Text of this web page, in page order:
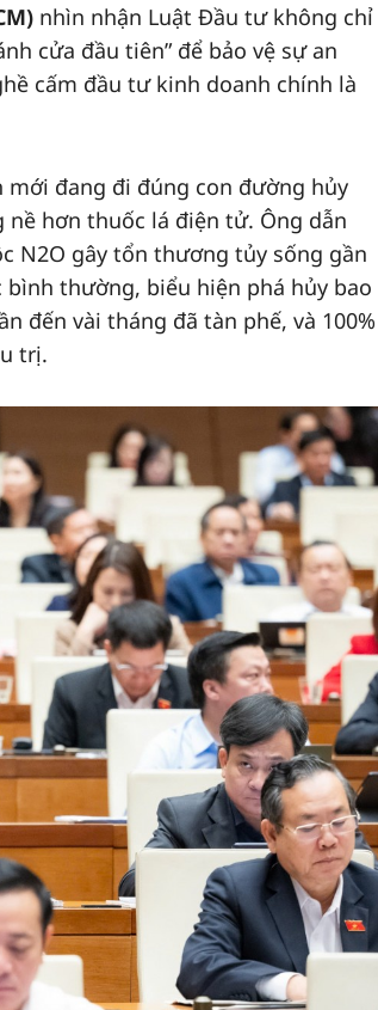
nhìn nhận Luật Đầu tư không chỉ
cửa đầu tiên” để bảo vệ sự an
cấm đầu tư kinh doanh chính là
đang đi đúng con đường hủy
nề hơn thuốc lá điện tử. Ông dẫn
N2O gây tổn thương tủy sống gần
thường, biểu hiện phá hủy bao
đến vài tháng đã tàn phế, và 100%
trị.